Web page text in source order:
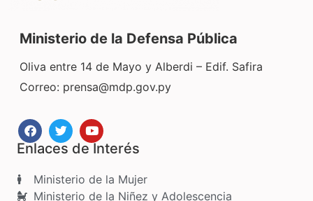
Ministerio de la Defensa Pública
Oliva entre 14 de Mayo y Alberdi – Edif. Safira
Correo: prensa@mdp.gov.py
Enlaces de Interés
Ministerio de la Mujer
Ministerio de la Niñez y Adolescencia